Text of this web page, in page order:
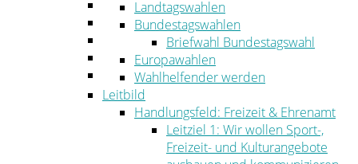
Bauen und Planen
Abfall
Umwelt
Ordnung
Landtagswahlen
Bundestagswahlen
Briefwahl Bundestagswahl
Europawahlen
Wahlhelfender werden
Leitbild
Handlungsfeld: Freizeit & Ehrenamt
Leitziel 1: Wir wollen Sport-,
Freizeit- und Kulturangebote